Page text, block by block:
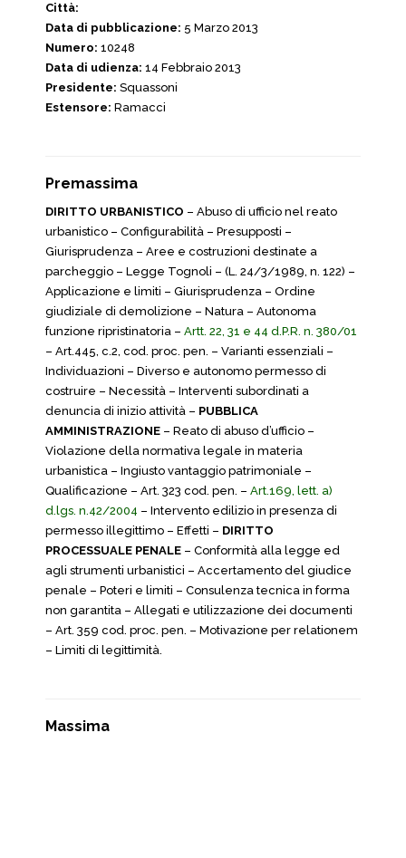
Città:
Data di pubblicazione: 5 Marzo 2013
Numero: 10248
Data di udienza: 14 Febbraio 2013
Presidente: Squassoni
Estensore: Ramacci
Premassima
DIRITTO URBANISTICO – Abuso di ufficio nel reato
urbanistico – Configurabilità – Presupposti –
Giurisprudenza – Aree e costruzioni destinate a
parcheggio – Legge Tognoli – (L. 24/3/1989, n. 122) –
Applicazione e limiti – Giurisprudenza – Ordine
giudiziale di demolizione – Natura – Autonoma
funzione ripristinatoria – Artt. 22, 31 e 44 d.P.R. n. 380/01
– Art.445, c.2, cod. proc. pen. – Varianti essenziali –
Individuazioni – Diverso e autonomo permesso di
costruire – Necessità – Interventi subordinati a
denuncia di inizio attività – PUBBLICA
AMMINISTRAZIONE – Reato di abuso d’ufficio –
Violazione della normativa legale in materia
urbanistica – Ingiusto vantaggio patrimoniale –
Qualificazione – Art. 323 cod. pen. – Art.169, lett. a)
d.lgs. n.42/2004 – Intervento edilizio in presenza di
permesso illegittimo – Effetti – DIRITTO
PROCESSUALE PENALE – Conformità alla legge ed
agli strumenti urbanistici – Accertamento del giudice
penale – Poteri e limiti – Consulenza tecnica in forma
non garantita – Allegati e utilizzazione dei documenti
– Art. 359 cod. proc. pen. – Motivazione per relationem
– Limiti di legittimità.
Massima